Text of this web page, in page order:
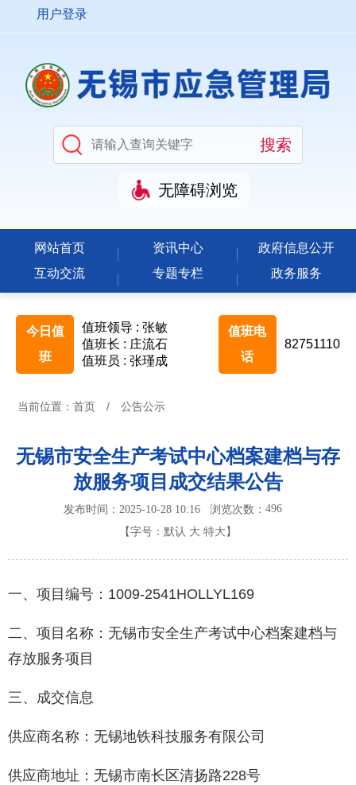
用户登录
无障碍浏览
网站首页 资讯中心
政府信息公开
互动交流
专题专栏 政务服务
今日值
班
值班领导 : 张敏
值班长 : 庄流石
值班员 : 张瑾成
值班电
话
82751110
当前位置： 首页 / 公告公示
无锡市安全生产考试中心档案建档与存
放服务项目成交结果公告
发布时间：2025-10-28 10:16 浏览次数： 496
【字号： 默认 大 特大 】
一、项目编号：1009-2541HOLLYL169
二、项目名称：无锡市安全生产考试中心档案建档与
存放服务项目
三、成交信息
供应商名称：无锡地铁科技服务有限公司
供应商地址：无锡市南长区清扬路228号